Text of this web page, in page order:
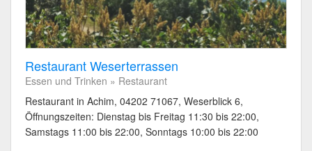
Restaurant Weserterrassen
Essen und Trinken » Restaurant
Restaurant in Achim, 04202 71067, Weserblick 6,
Öffnungszeiten: Dienstag bis Freitag 11:30 bis 22:00,
Samstags 11:00 bis 22:00, Sonntags 10:00 bis 22:00